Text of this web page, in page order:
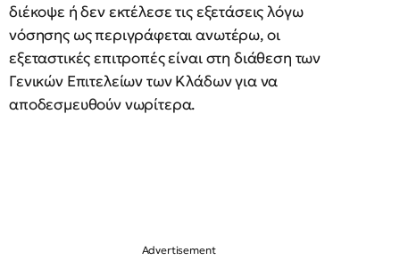
διέκοψε ή δεν εκτέλεσε τις εξετάσεις λόγω
νόσησης ως περιγράφεται ανωτέρω, οι
εξεταστικές επιτροπές είναι στη διάθεση των
Γενικών Επιτελείων των Κλάδων για να
αποδεσμευθούν νωρίτερα.